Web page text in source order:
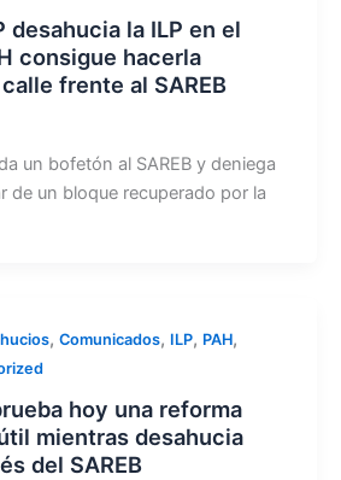
desahucia la ILP en el
consigue hacerla
frente al SAREB
un bofetón al SAREB y deniega
de un bloque recuperado por la
, Comunicados, ILP, PAH,
hoy una reforma
mientras desahucia
del SAREB